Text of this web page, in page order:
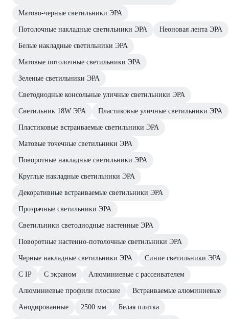
Матово-черные светильники ЭРА
Потолочные накладные светильники ЭРА Неоновая лента ЭРА
Белые накладные светильники ЭРА
Матовые потолочные светильники ЭРА
Зеленые светильники ЭРА
Светодиодные консольные уличные светильники ЭРА
Светильник 18W ЭРА Пластиковые уличные светильники ЭРА
Пластиковые встраиваемые светильники ЭРА
Матовые точечные светильники ЭРА
Поворотные накладные светильники ЭРА
Круглые накладные светильники ЭРА
Декоративные встраиваемые светильники ЭРА
Прозрачные светильники ЭРА
Светильники светодиодные настенные ЭРА
Поворотные настенно-потолочные светильники ЭРА
Черные накладные светильники ЭРА Синие светильники ЭРА
С IP С экраном Алюминиевые с рассеивателем
Алюминиевые профили плоские Встраиваемые алюминиевые
Анодированные 2500 мм Белая плитка